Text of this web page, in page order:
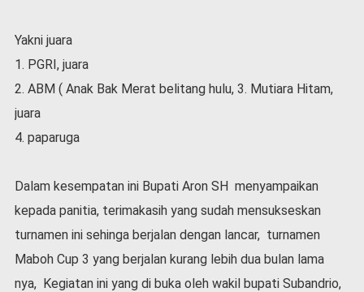
p
i
n
i
e
t
a
o
v
i
Yakni juara
1. PGRI, juara
2. ABM ( Anak Bak Merat belitang hulu, 3. Mutiara Hitam,
juara
4. paparuga
Dalam kesempatan ini Bupati Aron SH menyampaikan
kepada panitia, terimakasih yang sudah mensukseskan
turnamen ini sehinga berjalan dengan lancar, turnamen
Maboh Cup 3 yang berjalan kurang lebih dua bulan lama
nya, Kegiatan ini yang di buka oleh wakil bupati Subandrio,